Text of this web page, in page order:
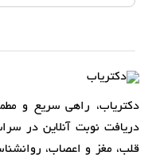
دکتریاب، راهی سریع و
دریافت نوبت آنلاین در
قلب، مغز و اعصاب،